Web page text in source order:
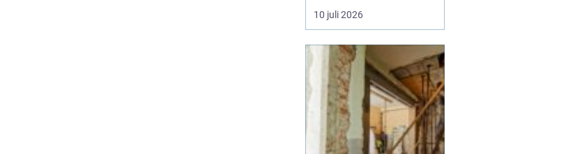
oavsett om det handlar
om en mindre
större
bostadsrättsförening
som byggs om. Syftet är
att få en oberoende och
professionell granskning
av entreprenaden ...
10 juli 2026